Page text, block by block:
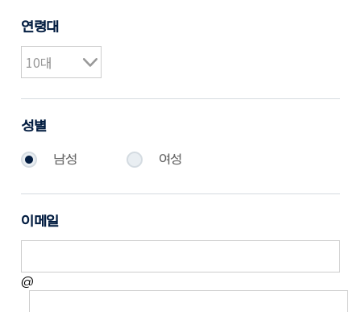
연령대
성별
남성 여성
이메일
@